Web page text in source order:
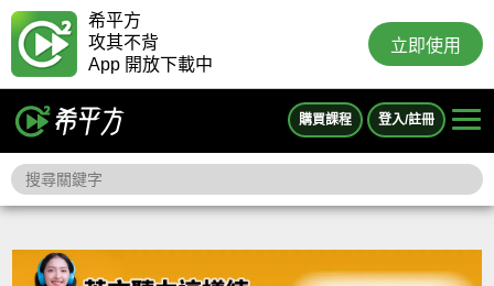
希平方
攻其不背
App 開放下載中
立即使用
購買課程 登入/註冊